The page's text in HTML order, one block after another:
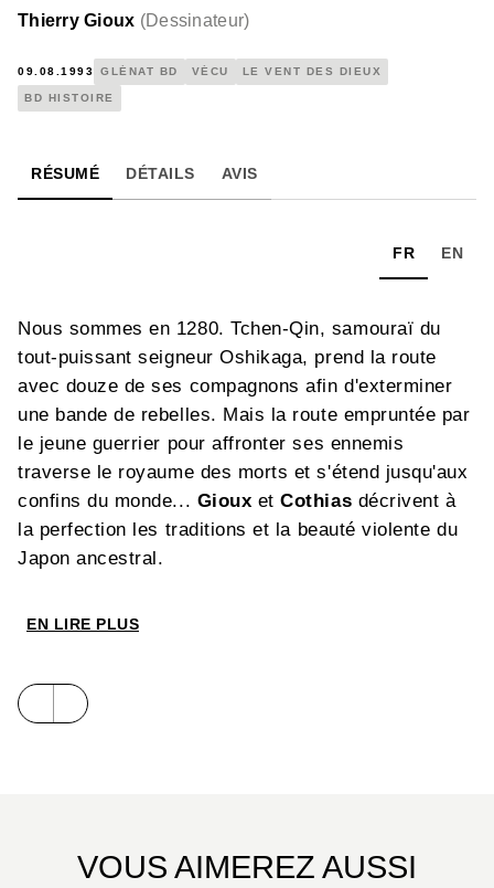
Thierry Gioux (Dessinateur)
09.08.1993 GLÉNAT BD VÉCU LE VENT DES DIEUX
BD HISTOIRE
RÉSUMÉ DÉTAILS AVIS
FR EN
Nous sommes en 1280. Tchen-Qin, samouraï du
tout-puissant seigneur Oshikaga, prend la route
avec douze de ses compagnons afin d'exterminer
une bande de rebelles. Mais la route empruntée par
le jeune guerrier pour affronter ses ennemis
traverse le royaume des morts et s'étend jusqu'aux
confins du monde... Gioux etCothias décrivent à
la perfection les traditions et la beauté violente du
Japon ancestral.
EN LIRE PLUS
VOUS AIMEREZ AUSSI